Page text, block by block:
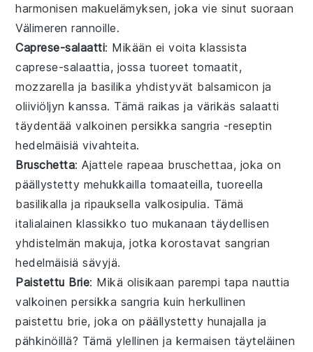
harmonisen makuelämyksen, joka vie sinut suoraan
Välimeren rannoille.
Caprese-salaatti: Mikään ei voita klassista
caprese-salaattia, jossa tuoreet tomaatit,
mozzarella ja basilika yhdistyvät balsamicon ja
oliiviöljyn kanssa. Tämä raikas ja värikäs salaatti
täydentäävalkoinen persikka sangria -reseptin
hedelmäisiä vivahteita.
Bruschetta: Ajattele rapeaa bruschettaa, joka on
päällystetty mehukkailla tomaateilla, tuoreella
basilikalla ja ripauksella valkosipulia. Tämä
italialainen klassikko tuo mukanaan täydellisen
yhdistelmän makuja, jotka korostavat sangrian
hedelmäisiä sävyjä.
Paistettu Brie: Mikä olisikaan parempi tapa nauttia
valkoinen persikka sangria kuin herkullinen
paistettu brie, joka on päällystetty hunajalla ja
pähkinöillä? Tämä ylellinen ja kermaisen täyteläinen